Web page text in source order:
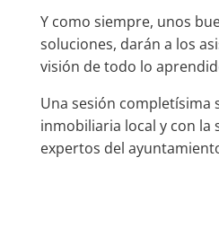
Y como siempre, unos
soluciones, darán a los
visión de todo lo
Una sesión completísima
inmobiliaria local y con la
expertos del